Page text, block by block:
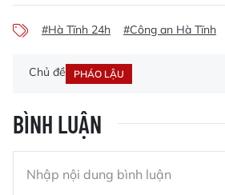
#Hà Tĩnh 24h #Công an Hà Tĩnh
Chủ đề PHÁO LẬU
BÌNH LUẬN